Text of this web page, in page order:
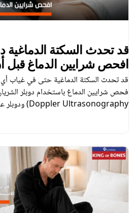
قد تحدث السكتة الدماغية
افحص شرايين الدماغ قبل
الشلل
قد تحدث السكتة الدماغية حتى في غياب